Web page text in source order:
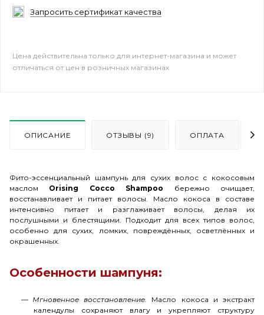
Запросить сертификат качества
Цена действительна только для интернет-магазина и может
отличаться от цен в розничных магазинах
ОПИСАНИЕ ОТЗЫВЫ (9) ОПЛАТА
Фито-эссенциальный шампунь для сухих волос с кокосовым
маслом Orising Cocco Shampoo бережно очищает,
восстанавливает и питает волосы. Масло кокоса в составе
интенсивно питает и разглаживает волосы, делая их
послушными и блестящими. Подходит для всех типов волос,
особенно для сухих, ломких, повреждённых, осветлённых и
окрашенных.
Особенности шампуня:
Мгновенное восстановление.
Масло кокоса и экстракт
календулы сохраняют влагу и укрепляют структуру